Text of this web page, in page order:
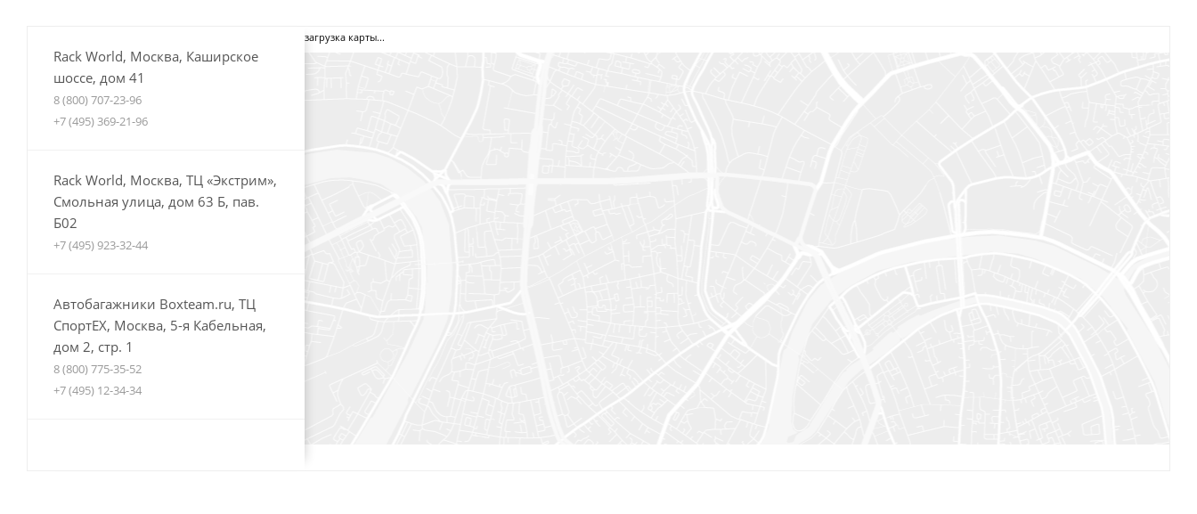
Rack World, Москва, Каширское
шоссе, дом 41
8 (800) 707-23-96
+7 (495) 369-21-96
Rack World, Москва, ТЦ «Экстрим»,
Смольная улица, дом 63 Б, пав.
Б02
+7 (495) 923-32-44
Автобагажники Boxteam.ru, ТЦ
СпортЕХ, Москва, 5-я Кабельная,
дом 2, стр. 1
8 (800) 775-35-52
+7 (495) 12-34-34
загрузка карты...